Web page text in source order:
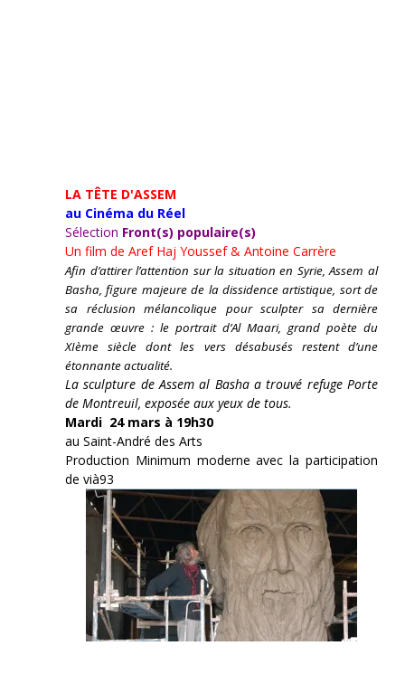
LA TÊTE D'ASSEM
au Cinéma du Réel
Sélection Front(s) populaire(s)
Un film de Aref Haj Youssef & Antoine Carrère
Afin d’attirer l’attention sur la situation en Syrie, Assem al
Basha, figure majeure de la dissidence artistique, sort de
sa réclusion mélancolique pour sculpter sa dernière
grande œuvre : le portrait d’Al Maari, grand poète du
XIème siècle dont les vers désabusés restent d’une
étonnante actualité.
La sculpture de Assem al Basha a trouvé refuge Porte
de Montreuil, exposée aux yeux de tous.
Mardi 24 mars à 19h30
au Saint-André des Arts
Production Minimum moderne avec la participation
de vià93